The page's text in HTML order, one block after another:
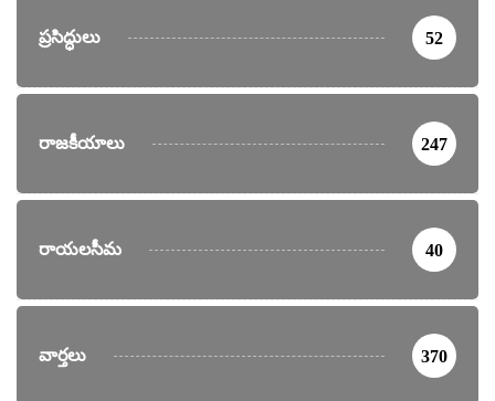
ప్రసిద్ధులు 52
రాజకీయాలు 247
రాయలసీమ 40
వార్తలు 370